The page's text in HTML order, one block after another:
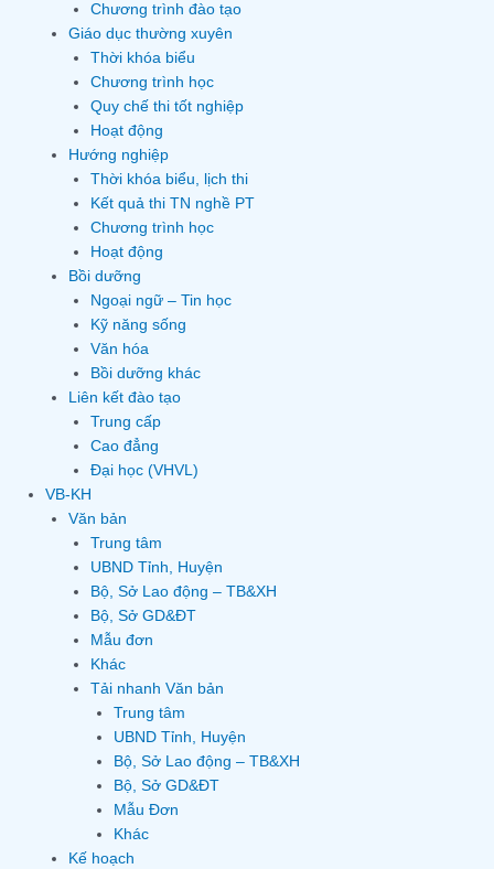
Chương trình đào tạo
Giáo dục thường xuyên
Thời khóa biểu
Chương trình học
Quy chế thi tốt nghiệp
Hoạt động
Hướng nghiệp
Thời khóa biểu, lịch thi
Kết quả thi TN nghề PT
Chương trình học
Hoạt động
Bồi dưỡng
Ngoại ngữ – Tin học
Kỹ năng sống
Văn hóa
Bồi dưỡng khác
Liên kết đào tạo
Trung cấp
Cao đẳng
Đại học (VHVL)
VB-KH
Văn bản
Trung tâm
UBND Tỉnh, Huyện
Bộ, Sở Lao động – TB&XH
Bộ, Sở GD&ĐT
Mẫu đơn
Khác
Tải nhanh Văn bản
Trung tâm
UBND Tỉnh, Huyện
Bộ, Sở Lao động – TB&XH
Bộ, Sở GD&ĐT
Mẫu Đơn
Khác
Kế hoạch